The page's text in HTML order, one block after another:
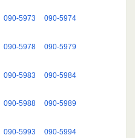
090-5973 090-5974
090-5978 090-5979
090-5983 090-5984
090-5988 090-5989
090-5993 090-5994